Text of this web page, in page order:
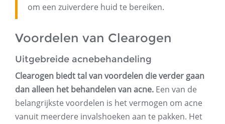
om een ​​zuiverdere huid te bereiken.
Voordelen van Clearogen
Uitgebreide acnebehandeling
Clearogen biedt tal van voordelen die verder gaan
dan alleen het behandelen van acne. Een van de
belangrijkste voordelen is het vermogen om acne
vanuit meerdere invalshoeken aan te pakken. Het